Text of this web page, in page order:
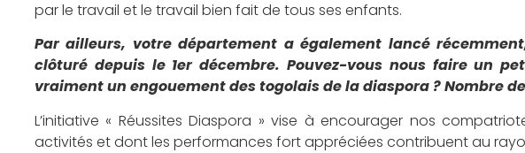
par le travail et le travail bien fait de tous ses enfants.
Par ailleurs, votre département a également lancé
clôturé depuis le 1er décembre. Pouvez-vous nous faire un
vraiment un engouement des togolais de la diaspora ? Nombre
L’initiative « Réussites Diaspora » vise à encourager nos
activités et dont les performances fort appréciées contribuent au